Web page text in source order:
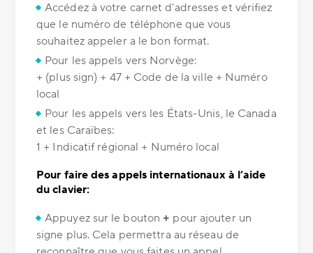
Accédez à votre carnet d’adresses et vérifiez
que le numéro de téléphone que vous
souhaitez appeler a le bon format.
Pour les appels vers Norvège:
+ (plus sign) + 47 + Code de la ville + Numéro
local
Pour les appels vers les États-Unis, le Canada
et les Caraïbes:
1 + Indicatif régional + Numéro local
Pour faire des appels internationaux à l’aide
du clavier:
Appuyez sur le bouton + pour ajouter un
signe plus. Cela permettra au réseau de